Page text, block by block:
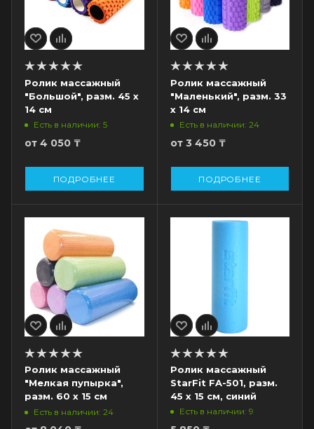
Ролик массажный
"Большой", разм. 45 х
14 см
Есть в наличии: 5
от 4 050 ₸
ПОДРОБНЕЕ
Ролик массажный
"Маленький", разм. 33
х 14 см
Есть в наличии: 24
от 3 450 ₸
ПОДРОБНЕЕ
Ролик массажный
"Мелкая пупырка",
разм. 60 х 15 см
Есть в наличии: 24
Ролик массажный
StarFit FA-501, разм.
45 х 15 см, синий
Есть в наличии: 9